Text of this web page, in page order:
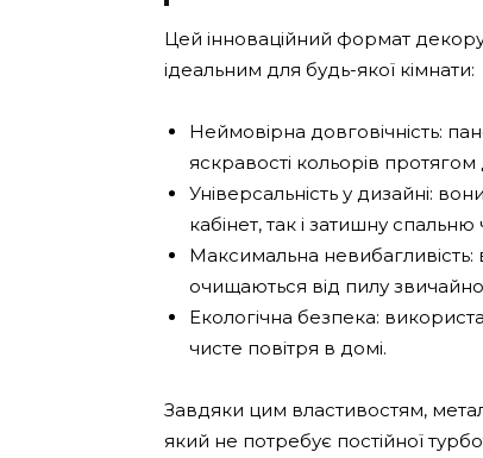
Цей інноваційний формат
ідеальним для будь-якої кімнати:
Неймовірна довговічність:
яскравості кольорів протягом
Універсальність у дизайні:
кабінет, так і затишну спальню
Максимальна
очищаються від пилу
Екологічна безпека:
чисте повітря в домі.
Завдяки цим властивостям,
який не потребує постійної